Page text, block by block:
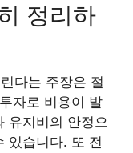
정리하
다는 주장은 절
자로 비용이 발
유지비의 안정으
있습니다. 또 전